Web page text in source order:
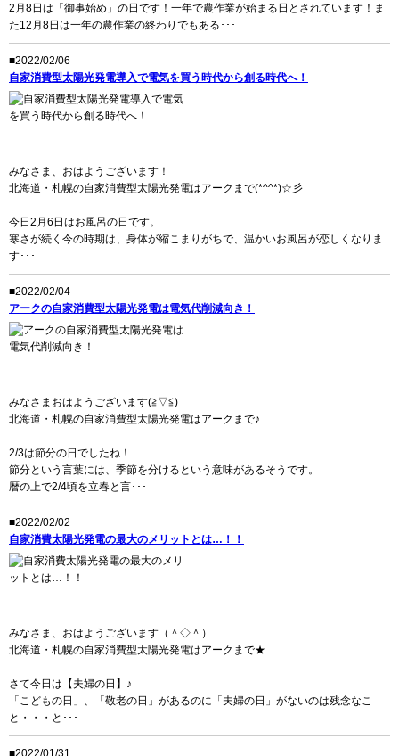
2月8日は「御事始め」の日です！一年で農作業が始まる日とされています！ま
た12月8日は一年の農作業の終わりでもある･･･
■2022/02/06
自家消費型太陽光発電導入で電気を買う時代から創る時代へ！
みなさま、おはようございます！
北海道・札幌の自家消費型太陽光発電はアークまで(*^^*)☆彡
今日2月6日はお風呂の日です。
寒さが続く今の時期は、身体が縮こまりがちで、温かいお風呂が恋しくなりま
す･･･
■2022/02/04
アークの自家消費型太陽光発電は電気代削減向き！
みなさまおはようございます(≧▽≦)
北海道・札幌の自家消費型太陽光発電はアークまで♪
2/3は節分の日でしたね！
節分という言葉には、季節を分けるという意味があるそうです。
暦の上で2/4頃を立春と言･･･
■2022/02/02
自家消費太陽光発電の最大のメリットとは…！！
みなさま、おはようございます（＾◇＾）
北海道・札幌の自家消費型太陽光発電はアークまで★
さて今日は【夫婦の日】♪
「こどもの日」、「敬老の日」があるのに「夫婦の日」がないのは残念なこ
と・・・と･･･
■2022/01/31